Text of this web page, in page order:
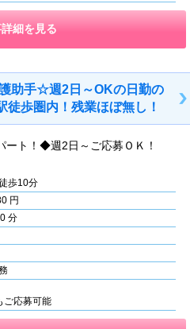
細を見る
助手☆週2日～OKの日勤の
歩圏内！残業ほぼ無し！
ト！◆週2日～ご応募ＯＫ！
歩10分
円
分
ご応募可能